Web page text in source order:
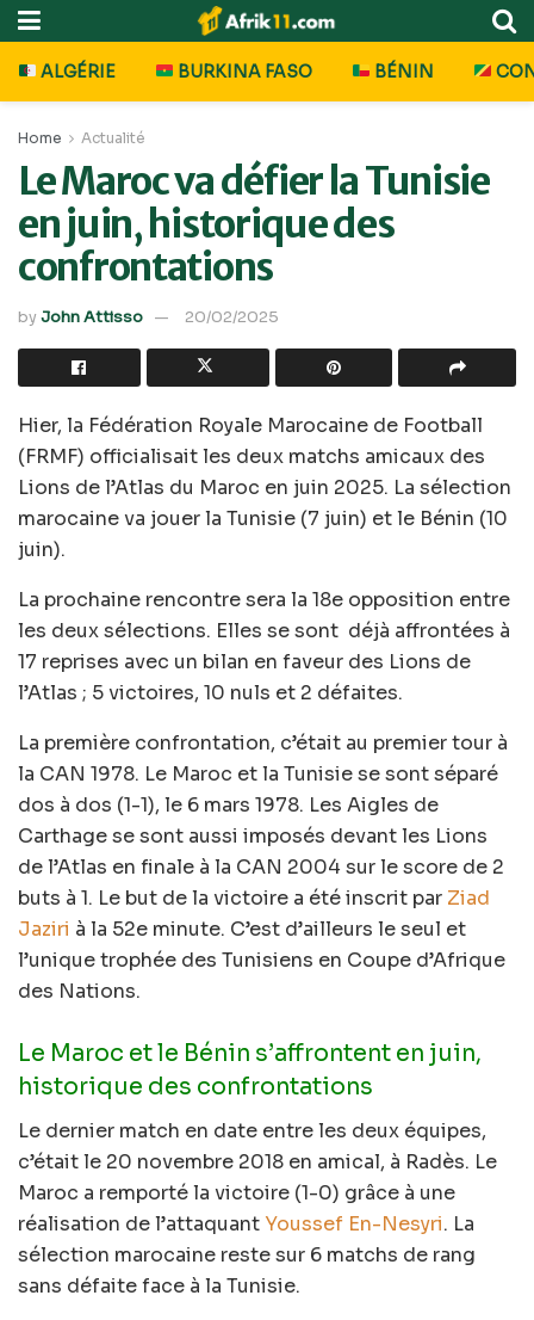
ALGÉRIE BURKINA FASO BÉNIN
Home Actualité
Le Maroc va défier la Tunisie
en juin, historique des
confrontations
byJohn Attisso 20/02/2025
Hier, la Fédération Royale Marocaine de Football
(FRMF) officialisait les deux matchs amicaux des
Lions de l’Atlas du Maroc en juin 2025. La sélection
marocaine va jouer la Tunisie (7 juin) et le Bénin (10
juin).
La prochaine rencontre sera la 18e opposition entre
les deux sélections. Elles se sont déjà affrontées à
17 reprises avec un bilan en faveur des Lions de
l’Atlas ; 5 victoires, 10 nuls et 2 défaites.
La première confrontation, c’était au premier tour à
la CAN 1978. Le Maroc et la Tunisie se sont séparé
dos à dos (1-1), le 6 mars 1978. Les Aigles de
Carthage se sont aussi imposés devant les Lions
de l’Atlas en finale à la CAN 2004 sur le score de 2
buts à 1. Le but de la victoire a été inscrit par Ziad
Jaziri à la 52e minute. C’est d’ailleurs le seul et
l’unique trophée des Tunisiens en Coupe d’Afrique
des Nations.
Le Maroc et le Bénin s’affrontent en juin,
historique des confrontations
Le dernier match en date entre les deux équipes,
c’était le 20 novembre 2018 en amical, à Radès. Le
Maroc a remporté la victoire (1-0) grâce à une
réalisation de l’attaquant Youssef En-Nesyri. La
sélection marocaine reste sur 6 matchs de rang
sans défaite face à la Tunisie.